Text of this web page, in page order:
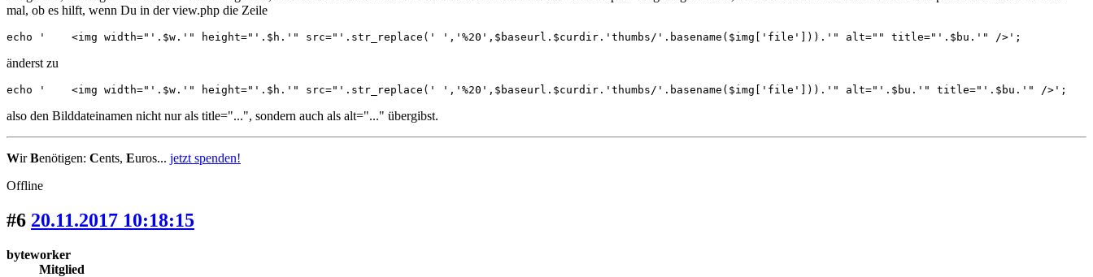
mal, ob es hilft, wenn Du in der view.php die Zeile
echo '    <img width="'.$w.'" height="'.$h.'" src="'.str_replace(' ','%20',$baseurl.$curdir.'thumbs/'.basename($img['file'])).'" alt="" title="'.$bu.'" />';
änderst zu
echo '    <img width="'.$w.'" height="'.$h.'" src="'.str_replace(' ','%20',$baseurl.$curdir.'thumbs/'.basename($img['file'])).'" alt="'.$bu.'" title="'.$bu.'" />';
also den Bilddateinamen nicht nur als title="...", sondern auch als alt="..." übergibst.
WirBenötigen: Cents, Euros... jetzt spenden!
Offline
#6 20.11.2017 10:18:15
byteworker
Mitglied